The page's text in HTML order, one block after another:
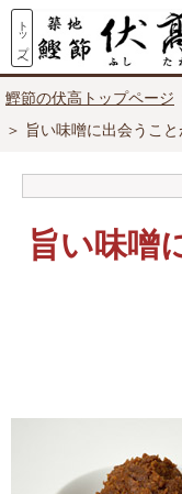
鰹節の伏高トップページ
＞ 旨い味噌に出会うこ
旨い味噌